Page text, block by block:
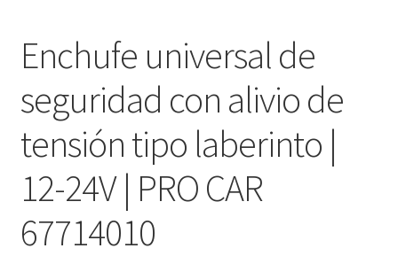
Enchufe universal de
seguridad con alivio de
tensión tipo laberinto |
12-24V | PRO CAR
67714010